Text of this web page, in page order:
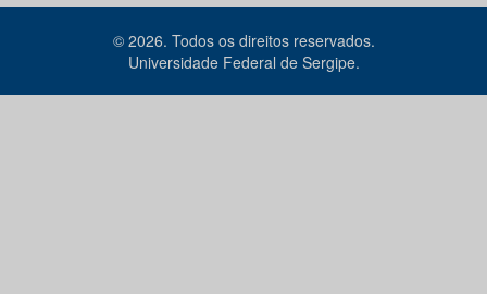
© 2026. Todos os direitos reservados.
Universidade Federal de Sergipe.